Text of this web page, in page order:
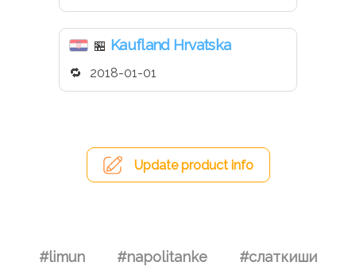
🏪 Kaufland Hrvatska
2018-01-01
Update product info
#limun #napolitanke #слаткиши